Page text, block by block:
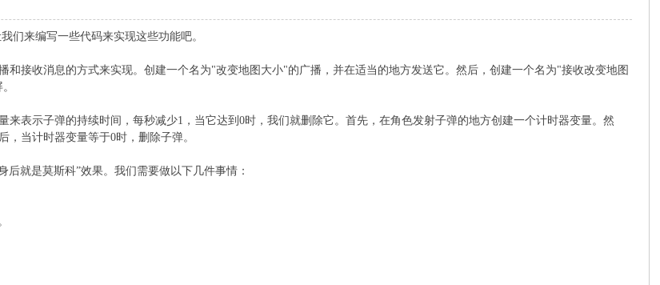
们来编写一些代码来实现这些功能吧。
和接收消息的方式来实现。创建一个名为"改变地图大小"的广播，并在适当的地方发送它。然后，创建一个名为"接收改变地图
来表示子弹的持续时间，每秒减少1，当它达到0时，我们就删除它。首先，在角色发射子弹的地方创建一个计时器变量。然
，当计时器变量等于0时，删除子弹。
就是莫斯科”效果。我们需要做以下几件事情：